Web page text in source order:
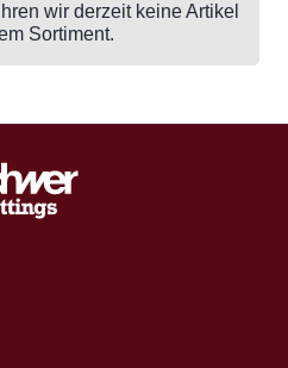
wir derzeit keine Artikel
Sortiment.